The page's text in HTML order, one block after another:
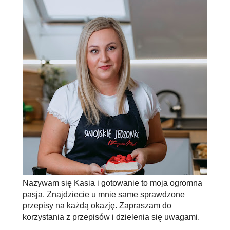
Nazywam się Kasia i gotowanie to moja ogromna
pasja. Znajdziecie u mnie same sprawdzone
przepisy na każdą okazję. Zapraszam do
korzystania z przepisów i dzielenia się uwagami.